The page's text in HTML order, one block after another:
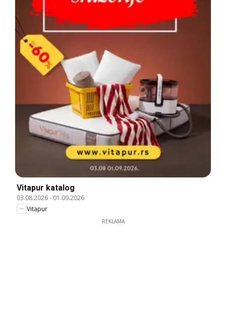
Vitapur katalog
03.08.2026- 01.09.2026
Vitapur
REKLAMA